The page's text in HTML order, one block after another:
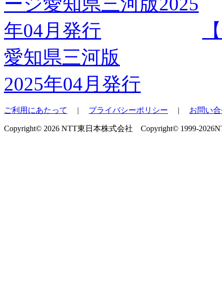
愛知県三河版
2025年04月発行
ご利用にあたって | プライバシーポリシー | お問い
Copyright© 2026 NTT東日本株式会社 Copyright© 1999-